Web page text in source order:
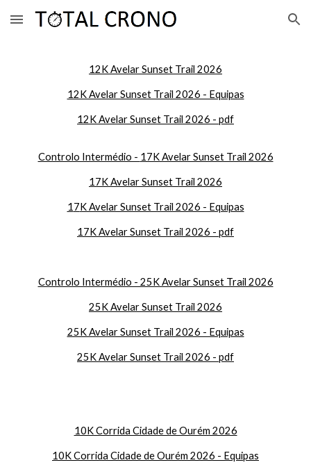
Skip to main content Skip to navigation
12KAvelar Sunset Trail 2026
12K Avelar Sunset Trail 2026 - Equipas
12K Avelar Sunset Trail 2026 - pdf
Controlo Intermédio - 17K Avelar Sunset Trail 2026
17K Avelar Sunset Trail 2026
17K Avelar Sunset Trail 2026 - Equipas
17K Avelar Sunset Trail 2026 - pdf
Controlo Intermédio - 25K Avelar Sunset Trail 2026
25K Avelar Sunset Trail 2026
25K Avelar Sunset Trail 2026 - Equipas
25K Avelar Sunset Trail 2026 - pdf
10K Corrida Cidade de Ourém 2026
10K Corrida Cidade de Ourém 2026 - Equipas